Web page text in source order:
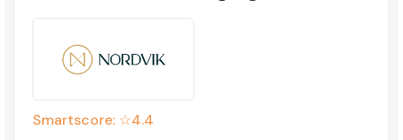
Smartscore: ☆4.4